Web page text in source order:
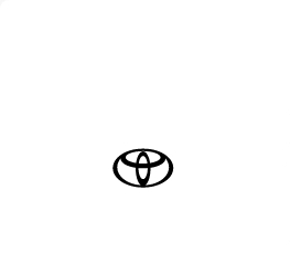
オーナーサ
トヨタ認定中古車
トヨタ認定